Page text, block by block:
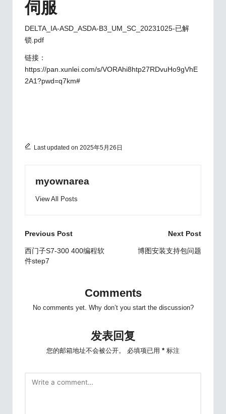
伺服
DELTA_IA-ASD_ASDA-B3_UM_SC_20231025-已解
锁.pdf
链接：
https://pan.xunlei.com/s/VORAhi8htp27RDvuHo9gVhE
2A1?pwd=q7km#
Last updated on 2025年5月26日
myownarea
View All Posts
Post
navigation
Previous Post
西门子S7-300 400编程软
件step7
Next Post
博图安装支持包问题
Comments
No comments yet. Why don’t you start the discussion?
发表回复
您的邮箱地址不会被公开。 必填项已用 * 标注